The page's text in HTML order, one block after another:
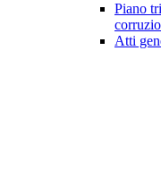
Piano
Atti